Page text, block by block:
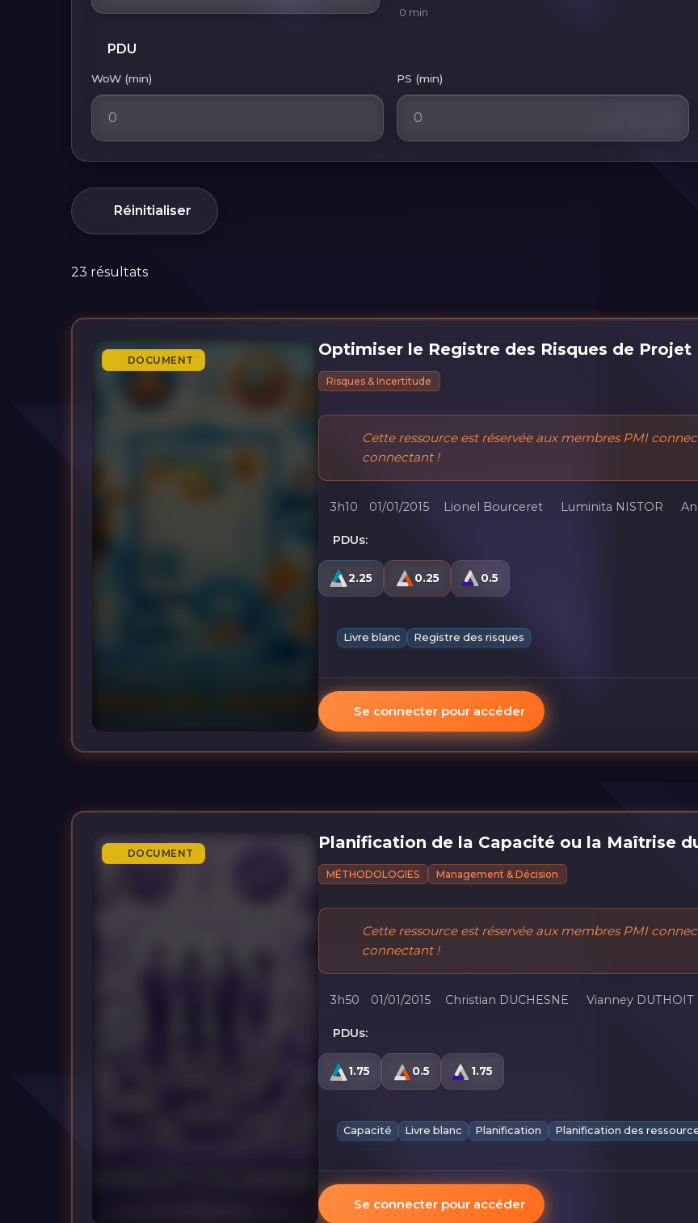
0 min
PDU
WoW (min) PS (min)
Réinitialiser
23 résultats
DOCUMENT
Optimiser le Registre des Risques de Projet
Risques & Incertitude
Cette ressource est réservée aux membres PMI
connectant !
3h10 01/01/2015 Lionel Bourceret Luminita NISTOR
PDUs:
2.25 0.25 0.5
Livre blanc Registre des risques
Se connecter pour accéder
DOCUMENT
Planification de la Capacité ou la Maîtrise
MÉTHODOLOGIES Management & Décision
Cette ressource est réservée aux membres PMI
connectant !
3h50 01/01/2015 Christian DUCHESNE Vianney DUTHOIT
PDUs:
1.75 0.5 1.75
Capacité Livre blanc Planification Planification des
Se connecter pour accéder